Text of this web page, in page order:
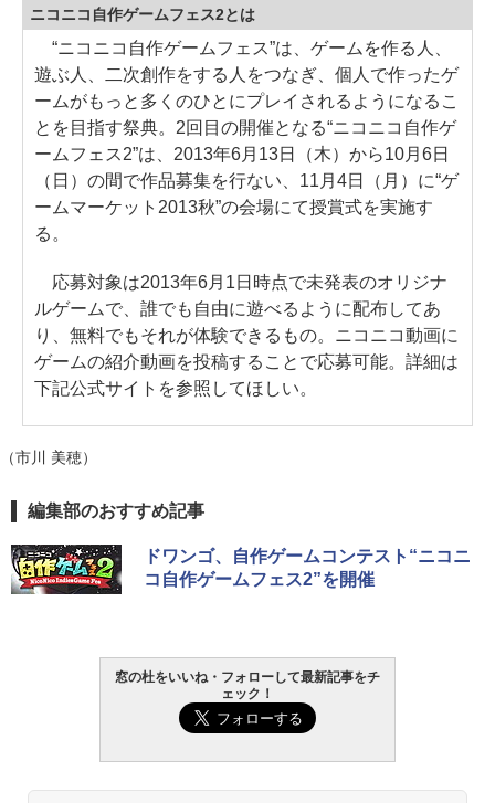
365 Personal/Copilotキー搭載/Wi
n 11/15.6型/Core i5/16GB/SSD 51
2GB/ホワイト) FMVWK3E15W_A
Z
￥139,880
生成AIパスポート公式テキスト 第
４版
￥1,766
AIイラスト表現辞典: 思い通りの絵
bo)
￥480
ClaudeCode いちばんやさしい 教
科書: 非エンジニア 初心者 素人 で
にも！ 非エンジニアのためのAIコ
ーディング入門シリーズ
￥99
Amazon Kindle - 目に優しい、か
さばらない、大きな画面で読みや
すい、6週間持続バッテリー、6イ
ンチディスプレイ電子書籍リーダ
ー、マッチャ、16GB、広告なし
￥16,980
Kindle Paperwhite シグニチャー
エディション (32GB) 7インチディ
スプレイ、明るさ自動調整、色調
調節ライト、12週間持続バッテリ
ー、広告なし、メタリックブラッ
ク
B) 7インチディスプレイ、色調調節
ライト、12週間持続バッテリー、
￥22,980
Amazon Kindle Colorsoft | 16GB
ストレージ、防水、7インチカラー
ディスプレイ、色調調節ライト、
ニコニコ自作ゲームフェス2とは
“ニコニコ自作ゲームフェス”は、ゲームを作る人、
遊ぶ人、二次創作をする人をつなぎ、個人で作ったゲ
ームがもっと多くのひとにプレイされるようになるこ
とを目指す祭典。2回目の開催となる“ニコニコ自作ゲ
ームフェス2”は、2013年6月13日（木）から10月6日
（日）の間で作品募集を行ない、11月4日（月）に“ゲ
ームマーケット2013秋”の会場にて授賞式を実施す
る。
応募対象は2013年6月1日時点で未発表のオリジナ
ルゲームで、誰でも自由に遊べるように配布してあ
り、無料でもそれが体験できるもの。ニコニコ動画に
ゲームの紹介動画を投稿することで応募可能。詳細は
下記公式サイトを参照してほしい。
（市川 美穂）
編集部のおすすめ記事
ドワンゴ、自作ゲームコンテスト“ニコニ
コ自作ゲームフェス2”を開催
窓の杜をいいね・フォローして最新記事をチ
ェック！